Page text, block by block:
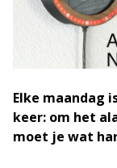
Elke maandag
keer: om het
moet je wat